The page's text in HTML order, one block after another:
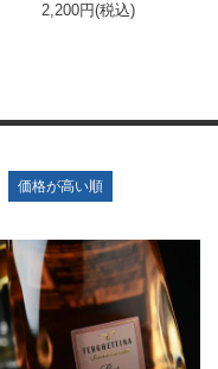
2,200円(税込)
価格が高い順